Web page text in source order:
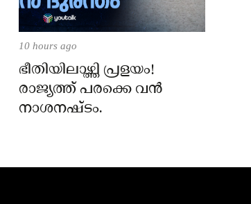
10 hours ago
ഭീതിയിലാഴ്ത്തി പ്രളയം!
രാജ്യത്ത് പരക്കെ വൻ
നാശനഷ്ടം.